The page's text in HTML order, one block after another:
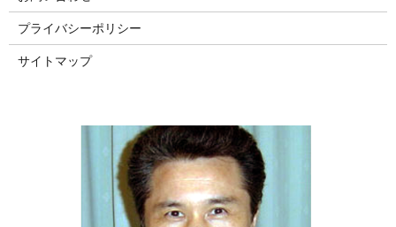
プライバシーポリシー
サイトマップ